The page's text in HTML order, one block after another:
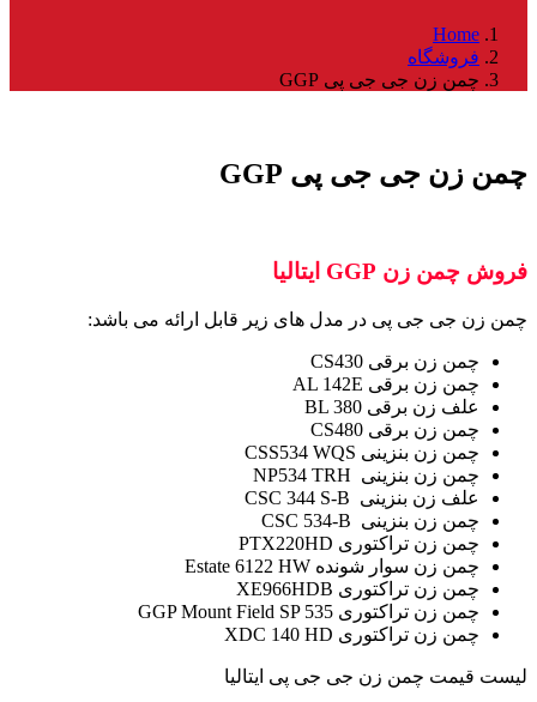
Home
فروشگاه
چمن زن جی جی پی GGP
چمن زن جی جی پی GGP
فروش چمن زن GGP ایتالیا
چمن زن جی جی پی در مدل های زیر قابل ارائه می باشد:
چمن زن برقی CS430
چمن زن برقی AL 142E
علف زن برقی BL 380
چمن زن برقی CS480
چمن زن بنزینی CSS534 WQS
چمن زن بنزینی NP534 TRH
علف زن بنزینی CSC 344 S-B
چمن زن بنزینی CSC 534-B
چمن زن تراکتوری PTX220HD
چمن زن سوار شونده Estate 6122 HW
چمن زن تراکتوری XE966HDB
چمن زن تراکتوری GGP Mount Field SP 535
چمن زن تراکتوری XDC 140 HD
لیست قیمت چمن زن جی جی پی ایتالیا